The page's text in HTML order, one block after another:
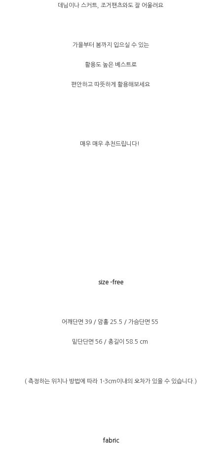
데님이나 스커트, 조거팬츠와도 잘 어울려요
가을부터 봄까지 입으실 수 있는
활용도 높은 베스트로
편안하고 따뜻하게 활용해보세요
매우 매우 추천드립니다!
size -free
어깨단면 39 / 암홀 25.5 / 가슴단면 55
밑단단면 56 / 총길이 58.5 cm
( 측정하는 위치나 방법에 따라 1-3cm이내의 오차가 있을 수 있습니다.)
fabric